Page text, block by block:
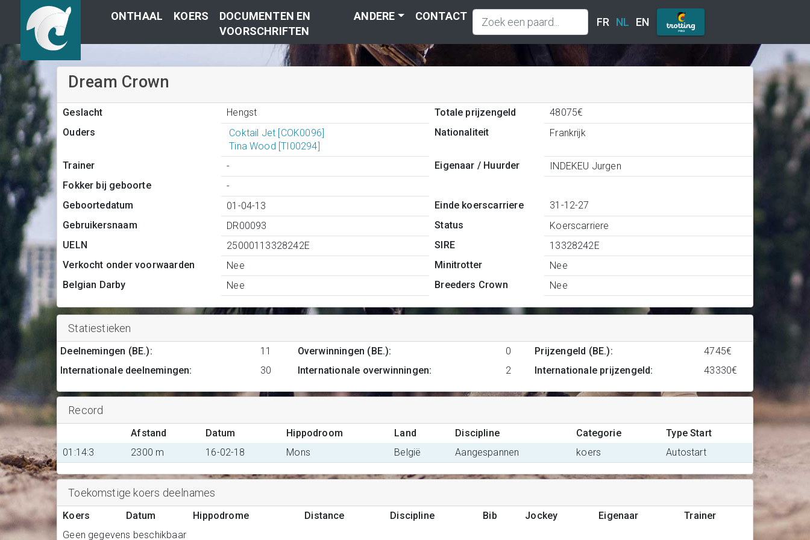
ONTHAAL KOERS
DOCUMENTEN EN
VOORSCHRIFTEN
ANDERE CONTACT FR NL EN
Dream Crown
Geslacht Hengst Totale prijzengeld
48075€
Ouders
Coktail Jet [COK0096]
Tina Wood [TI00294]
Nationaliteit Frankrijk
Trainer - Eigenaar / Huurder
INDEKEU Jurgen
Fokker bij geboorte
-
Geboortedatum
01-04-13 Einde koerscarriere
31-12-27
Gebruikersnaam
DR00093 Status
Koerscarriere
UELN
25000113328242E SIRE
13328242E
Verkocht onder voorwaarden
Nee Minitrotter
Nee
Belgian Darby
Nee Breeders Crown Nee
Statiestieken
Deelnemingen (BE.):
11
Internationale deelnemingen: 30
Overwinningen (BE.):
0
Internationale overwinningen: 2
Prijzengeld (BE.):
4745€
Internationale prijzengeld: 43330€
Record
Afstand Datum Hippodroom Land Discipline Categorie
Type Start
01:14:3
2300 m 16-02-18 Mons België Aangespannen koers Autostart
Toekomstige koers deelnames
Koers Datum Hippodrome Distance Discipline Bib Jockey Eigenaar
Trainer
Geen gegevens beschikbaar